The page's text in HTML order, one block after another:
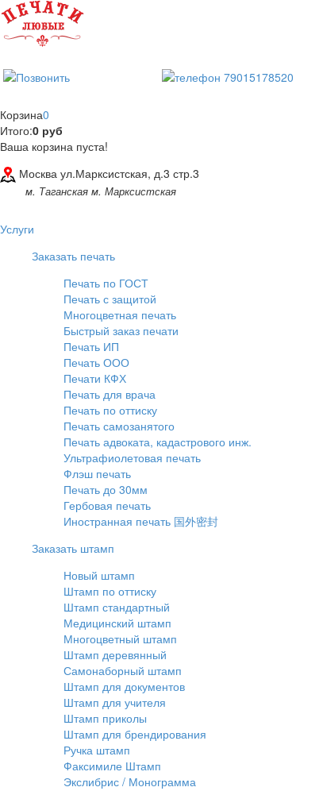
Корзина0
Итого:0 руб
Ваша корзина пуста!
Москва ул.Марксистская, д.3 стр.3
м. Таганская м. Марксистская
Услуги
Заказать печать
Печать по ГОСТ
Печать с защитой
Многоцветная печать
Быстрый заказ печати
Печать ИП
Печать ООО
Печати КФХ
Печать для врача
Печать по оттиску
Печать самозанятого
Печать адвоката, кадастрового инж.
Ультрафиолетовая печать
Флэш печать
Печать до 30мм
Гербовая печать
Иностранная печать 国外密封
Заказать штамп
Новый штамп
Штамп по оттиску
Штамп стандартный
Медицинский штамп
Многоцветный штамп
Штамп деревянный
Самонаборный штамп
Штамп для документов
Штамп для учителя
Штамп приколы
Штамп для брендирования
Ручка штамп
Факсимиле Штамп
Экслибрис / Монограмма